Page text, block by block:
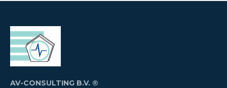
AV-CONSULTING B.V. ®